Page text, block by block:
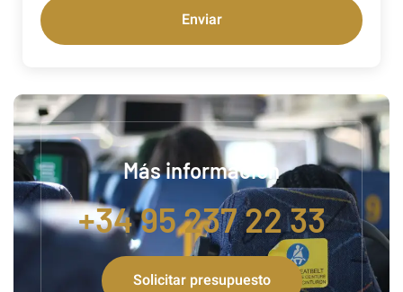
Más información
+34 95 237 22 33
Solicitar presupuesto
Enviar